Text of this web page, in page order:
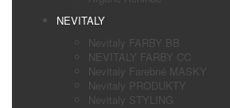
NEVITALY
Nevitaly FARBY BB
NEVITALY FARBY CC
Nevitaly Farebné MASKY
Nevitaly PRODUKTY
Nevitaly STYLING